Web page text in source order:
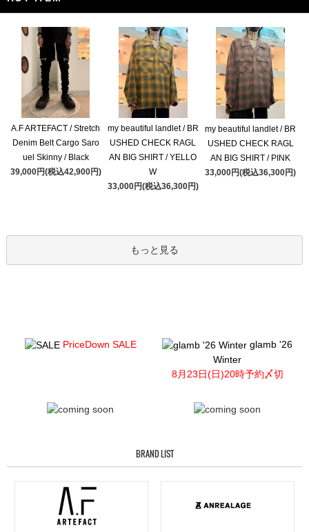
A.F ARTEFACT / Stretch
Denim Belt Cargo Saro
uel Skinny / Black
39,000円(税込42,900円)
my beautiful landlet / BR
USHED CHECK RAGL
AN BIG SHIRT / YELLO
W
33,000円(税込36,300円)
my beautiful landlet / BR
USHED CHECK RAGL
AN BIG SHIRT / PINK
33,000円(税込36,300円)
もっと見る
PriceDown SALE
glamb '26
Winter
8月23日(日)20時予約〆切
BRAND LIST